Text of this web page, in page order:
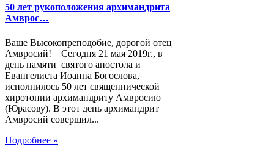
50 лет рукоположения архимандрита
Амврос…
Ваше Высокопреподобие, дорогой отец
Амвросий! Сегодня 21 мая 2019г., в
день памяти святого апостола и
Евангелиста Иоанна Богослова,
исполнилось 50 лет священнической
хиротонии архимандриту Амвросию
(Юрасову). В этот день архимандрит
Амвросий совершил...
Подробнее »